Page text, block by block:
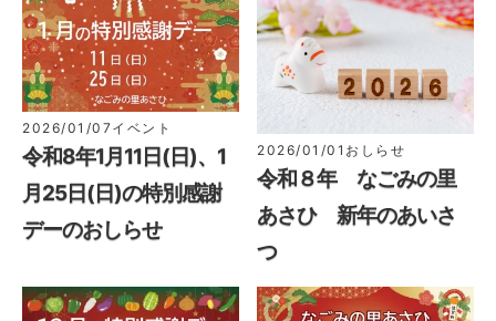
2026/01/07 イベント
令和8年1月11日(日)、1
月25日(日)の特別感謝
デーのおしらせ
2026/01/01 おしらせ
令和８年 なごみの里
あさひ 新年のあいさ
つ